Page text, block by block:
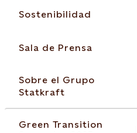
Sostenibilidad
Sala de Prensa
Sobre el Grupo
Statkraft
Green Transition